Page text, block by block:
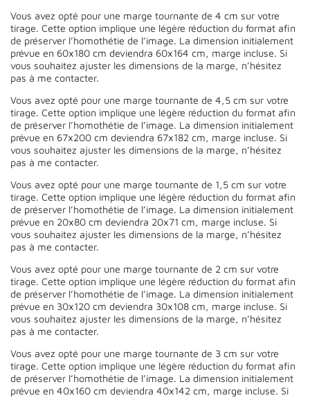
Vous avez opté pour une marge tournante de 4 cm sur votre
tirage. Cette option implique une légère réduction du format afin
de préserver l’homothétie de l’image. La dimension initialement
prévue en 60x180 cm deviendra 60x164 cm, marge incluse. Si
vous souhaitez ajuster les dimensions de la marge, n’hésitez
pas à me contacter.
Vous avez opté pour une marge tournante de 4,5 cm sur votre
tirage. Cette option implique une légère réduction du format afin
de préserver l’homothétie de l’image. La dimension initialement
prévue en 67x200 cm deviendra 67x182 cm, marge incluse. Si
vous souhaitez ajuster les dimensions de la marge, n’hésitez
pas à me contacter.
Vous avez opté pour une marge tournante de 1,5 cm sur votre
tirage. Cette option implique une légère réduction du format afin
de préserver l’homothétie de l’image. La dimension initialement
prévue en 20x80 cm deviendra 20x71 cm, marge incluse. Si
vous souhaitez ajuster les dimensions de la marge, n’hésitez
pas à me contacter.
Vous avez opté pour une marge tournante de 2 cm sur votre
tirage. Cette option implique une légère réduction du format afin
de préserver l’homothétie de l’image. La dimension initialement
prévue en 30x120 cm deviendra 30x108 cm, marge incluse. Si
vous souhaitez ajuster les dimensions de la marge, n’hésitez
pas à me contacter.
Vous avez opté pour une marge tournante de 3 cm sur votre
tirage. Cette option implique une légère réduction du format afin
de préserver l’homothétie de l’image. La dimension initialement
prévue en 40x160 cm deviendra 40x142 cm, marge incluse. Si